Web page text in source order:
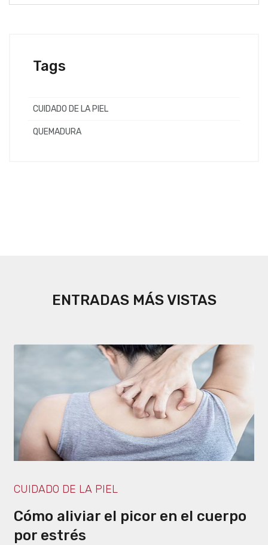
Tags
CUIDADO DE LA PIEL
QUEMADURA
ENTRADAS MÁS VISTAS
CUIDADO DE LA PIEL
Cómo aliviar el picor en el cuerpo
por estrés